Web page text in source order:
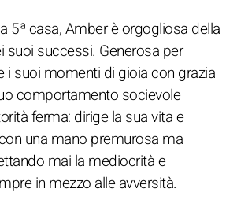
5ª casa, Amber è orgogliosa della
suoi successi. Generosa per
i suoi momenti di gioia con grazia
comportamento socievole
ferma: dirige la sua vita e
una mano premurosa ma
mai la mediocrità e
in mezzo alle avversità.